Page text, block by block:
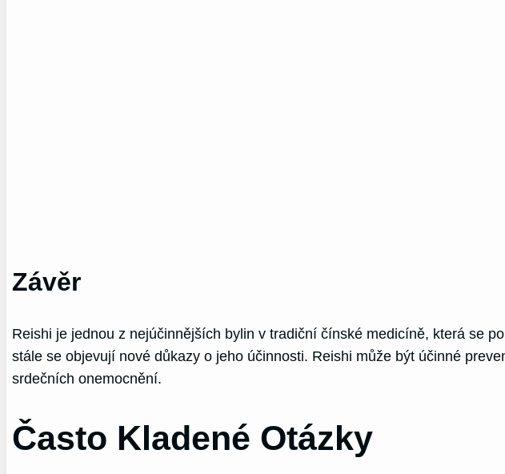
Závěr
Reishi je jednou z nejúčinnějších bylin v tradiční čínské medicíně, která se
stále se objevují nové důkazy o jeho účinnosti. Reishi může být účinné
srdečních onemocnění.
Často Kladené Otázky